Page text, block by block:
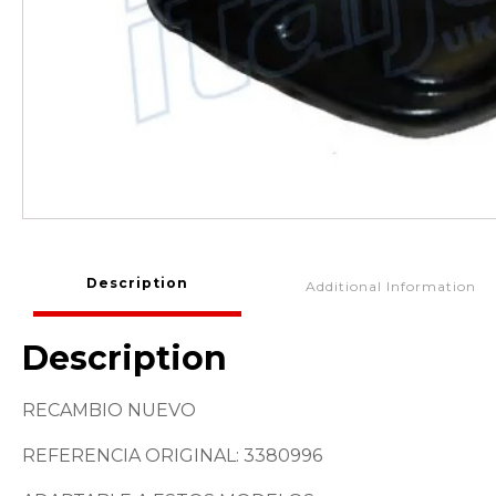
Description Additional Information
Description
RECAMBIO NUEVO
REFERENCIA ORIGINAL: 3380996